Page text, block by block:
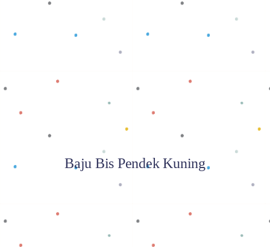
Baca selengkapnya
Baju Bis Pendek Kuning